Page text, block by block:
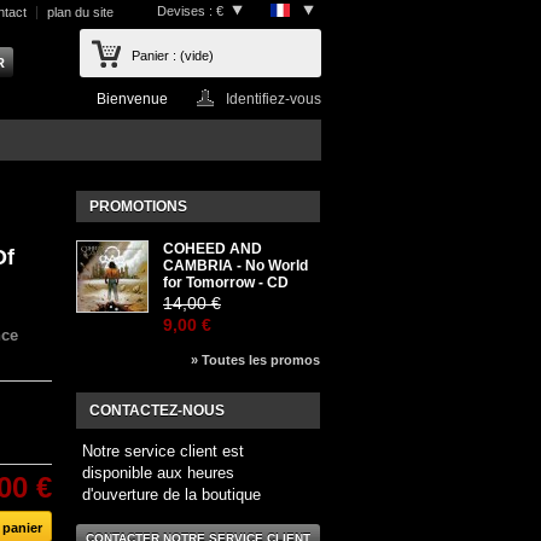
Devises : €
plan du site
Panier : (vide)
Bienvenue Identifiez-vous
€
PROMOTIONS
COHEED AND
CAMBRIA - No World
for Tomorrow - CD
14,00 €
9,00 €
» Toutes les promos
CONTACTEZ-NOUS
Notre service client est
disponible aux heures
d'ouverture de la boutique
CONTACTER NOTRE SERVICE CLIENT